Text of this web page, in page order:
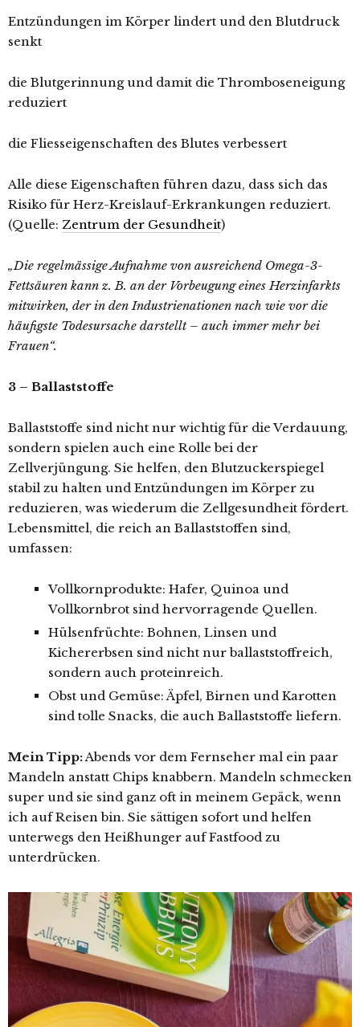
Entzündungen im Körper lindert und den Blutdruck
senkt
die Blutgerinnung und damit die Thromboseneigung
reduziert
die Fliesseigenschaften des Blutes verbessert
Alle diese Eigenschaften führen dazu, dass sich das
Risiko für Herz-Kreislauf-Erkrankungen reduziert.
(Quelle: Zentrum der Gesundheit)
„Die regelmässige Aufnahme von ausreichend Omega-3-
Fettsäuren kann z. B. an der Vorbeugung eines Herzinfarkts
mitwirken, der in den Industrienationen nach wie vor die
häufigste Todesursache darstellt – auch immer mehr bei
Frauen“.
3 – Ballaststoffe
Ballaststoffe sind nicht nur wichtig für die Verdauung,
sondern spielen auch eine Rolle bei der
Zellverjüngung. Sie helfen, den Blutzuckerspiegel
stabil zu halten und Entzündungen im Körper zu
reduzieren, was wiederum die Zellgesundheit fördert.
Lebensmittel, die reich an Ballaststoffen sind,
umfassen:
Vollkornprodukte: Hafer, Quinoa und
Vollkornbrot sind hervorragende Quellen.
Hülsenfrüchte: Bohnen, Linsen und
Kichererbsen sind nicht nur ballaststoffreich,
sondern auch proteinreich.
Obst und Gemüse: Äpfel, Birnen und Karotten
sind tolle Snacks, die auch Ballaststoffe liefern.
Mein Tipp:Abends vor dem Fernseher mal ein paar
Mandeln anstatt Chips knabbern. Mandeln schmecken
super und sie sind ganz oft in meinem Gepäck, wenn
ich auf Reisen bin. Sie sättigen sofort und helfen
unterwegs den Heißhunger auf Fastfood zu
unterdrücken.